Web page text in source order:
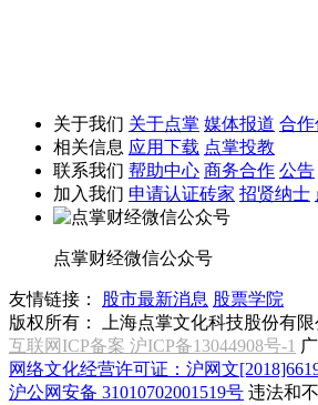
关于我们 关于点掌 媒体报道 合
相关信息 应用下载 点掌投教
联系我们 帮助中心 商务合作 公告
加入我们 申请认证砖家 招贤纳士
点掌财经微信公众号
友情链接： 股市最新消息 股票学院
版权所有：
上海点掌文化科技股份有限
互联网ICP备案 沪ICP备13044908号-1
网络文化经营许可证：沪网文
沪公网安备 31010702001519号 违法和